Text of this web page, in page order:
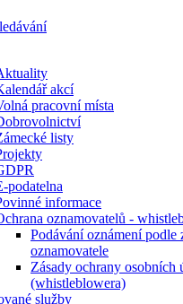
akcí
pracovní místa
listy
podatelna
informace
oznamovatelů -
Podávání oznámení podle
oznamovatele
Zásady ochrany osobních
(whistleblowera)
služby